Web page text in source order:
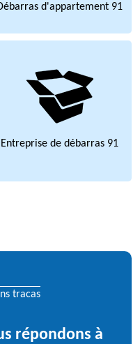
d'appartement 91
Entreprise de débarras 91
tracas
répondons à